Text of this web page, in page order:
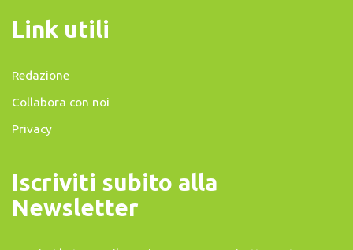
Link utili
Redazione
Collabora con noi
Privacy
Iscriviti subito alla
Newsletter